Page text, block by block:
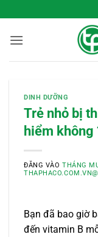
qua
nội
DINH DƯỠNG
Trẻ nhỏ bị
hiểm không
ĐĂNG VÀOTHÁNG
Bạn đã bao giờ
đến vitamin B